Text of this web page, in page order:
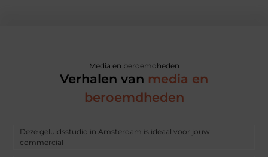
Media en beroemdheden
Verhalen van media en
beroemdheden
Deze geluidsstudio in Amsterdam is ideaal voor jouw
commercial